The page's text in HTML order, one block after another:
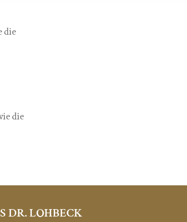
die
die
DR. LOHBECK